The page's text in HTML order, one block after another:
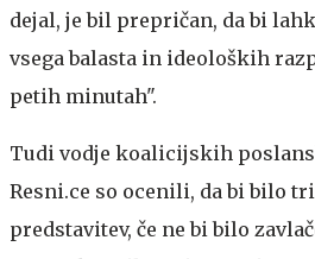
dejal, je bil prepričan, da bi
vsega balasta in ideoloških
petih minutah".
Tudi vodje koalicijskih
Resni.ce so ocenili, da bi bilo
predstavitev, če ne bi bilo